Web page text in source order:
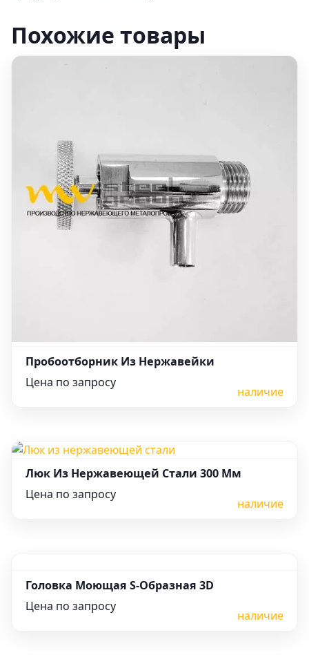
Похожие товары
Пробоотборник Из Нержавейки
Цена по запросу
наличие
Люк Из Нержавеющей Стали 300 Мм
Цена по запросу
наличие
Головка Моющая S-Образная 3D
Цена по запросу
наличие